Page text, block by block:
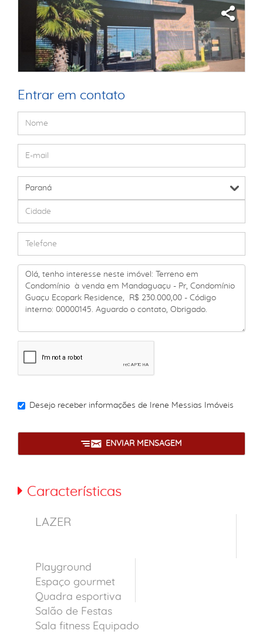
Entrar em contato
Desejo receber informações de Irene Messias Imóveis
ENVIAR MENSAGEM
Características
LAZER
Playground
Espaço gourmet
Quadra esportiva
Salão de Festas
Sala fitness Equipado